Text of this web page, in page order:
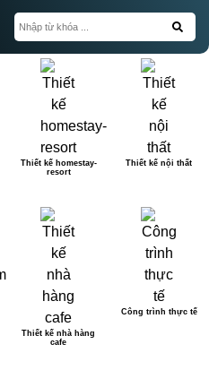
Thiết kế homestay-
resort
Thiết kế nội thất
Thiết kế nhà hàng
cafe
Công trình thực tế